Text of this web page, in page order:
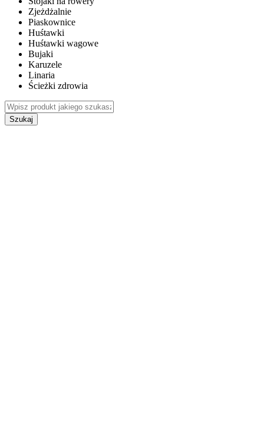
Zjeżdżalnie
Piaskownice
Huśtawki
Huśtawki wagowe
Bujaki
Karuzele
Linaria
Ścieżki zdrowia
Szukaj